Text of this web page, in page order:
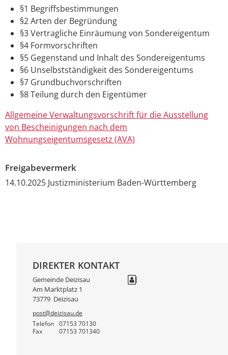
§1 Begriffsbestimmungen
§2 Arten der Begründung
§3 Vertragliche Einräumung von Sondereigentum
§4 Formvorschriften
§5 Gegenstand und Inhalt des Sondereigentums
§6 Unselbstständigkeit des Sondereigentums
§7 Grundbuchvorschriften
§8 Teilung durch den Eigentümer
Allgemeine Verwaltungsvorschrift für die Ausstellung
von Bescheinigungen nach dem
Wohnungseigentumsgesetz (AVA)
Freigabevermerk
14.10.2025 Justizministerium Baden-Württemberg
DIREKTER KONTAKT
Gemeinde Deizisau
Am Marktplatz 1
73779 Deizisau
post@deizisau.de
Telefon
07153 70130
Fax 07153 701340